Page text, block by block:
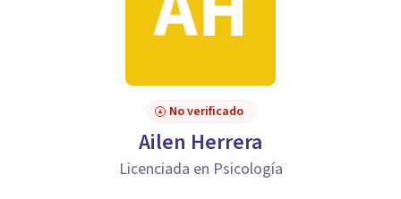
No verificado
Ailen Herrera
Licenciada en Psicología